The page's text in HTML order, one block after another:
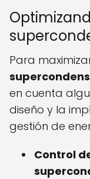
Para
en cuenta
diseño y la
gestión de
Control